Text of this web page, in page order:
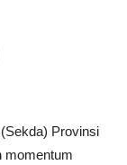
Provinsi
momentum